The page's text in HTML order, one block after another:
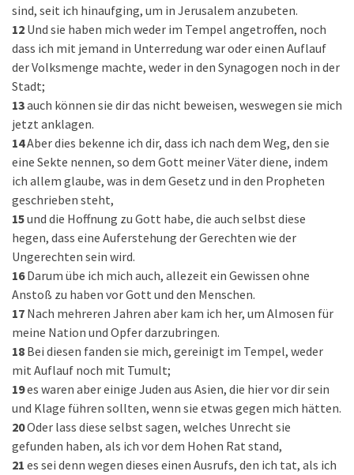
sind, seit ich hinaufging, um in Jerusalem anzubeten.
12 Und sie haben mich weder im Tempel angetroffen, noch
dass ich mit jemand in Unterredung war oder einen Auflauf
der Volksmenge machte, weder in den Synagogen noch in der
Stadt;
13auch können sie dir das nicht beweisen, weswegen sie mich
jetzt anklagen.
14Aber dies bekenne ich dir, dass ich nach dem Weg, den sie
eine Sekte nennen, so dem Gott meiner Väter diene, indem
ich allem glaube, was in dem Gesetz und in den Propheten
geschrieben steht,
15und die Hoffnung zu Gott habe, die auch selbst diese
hegen, dass eine Auferstehung der Gerechten wie der
Ungerechten sein wird.
16 Darum übe ich mich auch, allezeit ein Gewissen ohne
Anstoß zu haben vor Gott und den Menschen.
17 Nach mehreren Jahren aber kam ich her, um Almosen für
meine Nation und Opfer darzubringen.
18 Bei diesen fanden sie mich, gereinigt im Tempel, weder
mit Auflauf noch mit Tumult;
19es waren aber einige Juden aus Asien, die hier vor dir sein
und Klage führen sollten, wenn sie etwas gegen mich hätten.
20Oder lass diese selbst sagen, welches Unrecht sie
gefunden haben, als ich vor dem Hohen Rat stand,
21 es sei denn wegen dieses einen Ausrufs, den ich tat, als ich